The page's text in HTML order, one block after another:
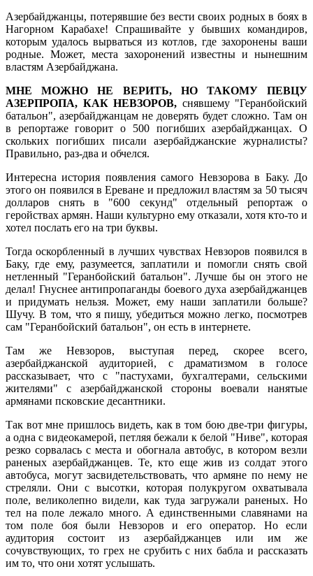
Азербайджанцы, потерявшие без вести своих родных в боях в
Нагорном Карабахе! Спрашивайте у бывших командиров,
которым удалось вырваться из котлов, где захоронены ваши
родные. Может, места захоронений известны и нынешним
властям Азербайджана.
МНЕ МОЖНО НЕ ВЕРИТЬ, НО ТАКОМУ ПЕВЦУ
АЗЕРПРОПА, КАК НЕВЗОРОВ, снявшему "Геранбойский
батальон", азербайджанцам не доверять будет сложно. Там он
в репортаже говорит о 500 погибших азербайджанцах. О
скольких погибших писали азербайджанские журналисты?
Правильно, раз-два и обчелся.
Интересна история появления самого Невзорова в Баку. До
этого он появился в Ереване и предложил властям за 50 тысяч
долларов снять в "600 секунд" отдельный репортаж о
геройствах армян. Наши культурно ему отказали, хотя кто-то и
хотел послать его на три буквы.
Тогда оскорбленный в лучших чувствах Невзоров появился в
Баку, где ему, разумеется, заплатили и помогли снять свой
нетленный "Геранбойский батальон". Лучше бы он этого не
делал! Гнуснее антипропаганды боевого духа азербайджанцев
и придумать нельзя. Может, ему наши заплатили больше?
Шучу. В том, что я пишу, убедиться можно легко, посмотрев
сам "Геранбойский батальон", он есть в интернете.
Там же Невзоров, выступая перед, скорее всего,
азербайджанской аудиторией, с драматизмом в голосе
рассказывает, что с "пастухами, бухгалтерами, сельскими
жителями" с азербайджанской стороны воевали нанятые
армянами псковские десантники.
Так вот мне пришлось видеть, как в том бою две-три фигуры,
а одна с видеокамерой, петляя бежали к белой "Ниве", которая
резко сорвалась с места и обогнала автобус, в котором везли
раненых азербайджанцев. Те, кто еще жив из солдат этого
автобуса, могут засвидетельствовать, что армяне по нему не
стреляли. Они с высотки, которая полукругом охватывала
поле, великолепно видели, как туда загружали раненых. Но
тел на поле лежало много. А единственными славянами на
том поле боя были Невзоров и его оператор. Но если
аудитория состоит из азербайджанцев или им же
сочувствующих, то грех не срубить с них бабла и рассказать
им то, что они хотят услышать.